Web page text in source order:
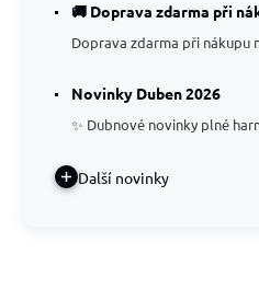
🚚 Doprava zdarma při
Doprava zdarma při nákupu
Novinky Duben 2026
✨ Dubnové novinky plné
Další novinky